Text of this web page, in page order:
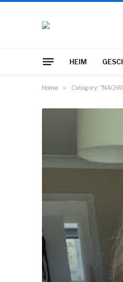
HEIM
Home » Category: